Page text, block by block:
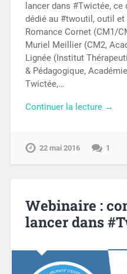
lancer dans #Twictée,
dédié au #twoutil, outil et
Romance Cornet (CM1/
Muriel Meillier (CM2,
Lignée (Institut
& Pédagogique,
Twictée,…
Continuer la lecture →
22 mai 2016 1
Webinaire :
lancer dans